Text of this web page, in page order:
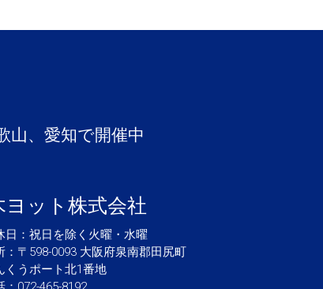
山、愛知で開催中
ヨット株式会社
日 ：祝日を除く火曜・水曜
：〒598-0093 大阪府泉南郡田尻町
くうポート北1番地